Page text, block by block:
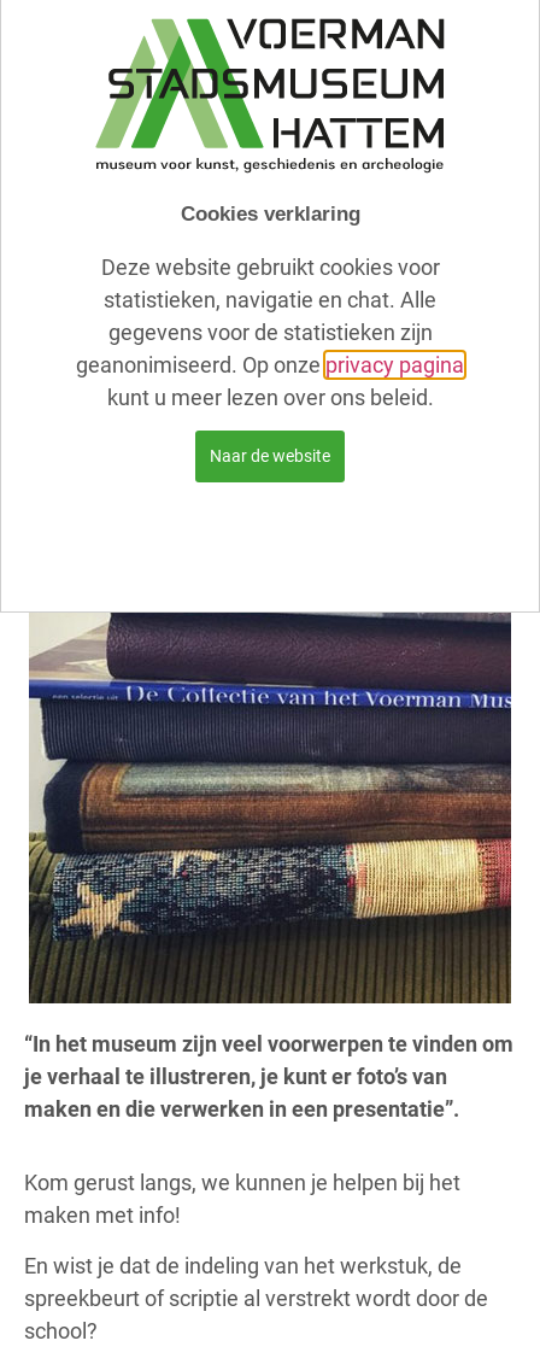
gingen ’s zomers naar de Hoenwaard (
Homoet)
Hattem een stad, geen dorp, in 1299 kreeg
Hattem stadsrechten, hoe ging dat?
Schilderkunst
einde van de 19e eeuw
Voerman haalde veel vrienden naar Hattem
om hier de mooie natuur, de IJssel en de
bossen te schilderen
Werkstuk over individuele kunstenaars, zoals
Jan Voerman sr en Jan Voerman jr en Jo
Je kunt ze ook met elkaar vergelijken en over
de verschillende stromingen vertellen
“In het museum zijn veel voorwerpen te vinden om
je verhaal te illustreren, je kunt er foto’s van
maken en die verwerken in een presentatie”.
Kom gerust langs, we kunnen je helpen bij het
maken met info!
En wist je dat de indeling van het werkstuk, de
spreekbeurt of scriptie al verstrekt wordt door de
school?
Cookies verklaring
Deze website gebruikt cookies voor
statistieken, navigatie en chat. Alle
gegevens voor de statistieken zijn
geanonimiseerd. Op onze privacy pagina
kunt u meer lezen over ons beleid.
Naar de website